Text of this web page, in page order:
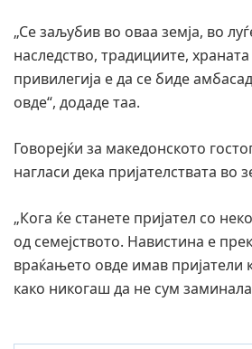
„Се заљубив во оваа земја, во
наследство, традициите,
привилегија е да се биде
овде“, додаде таа.
Говорејќи за македонското
нагласи дека пријателствата во
„Кога ќе станете пријател со
од семејството. Навистина е
враќањето овде имав пријатели
како никогаш да не сум